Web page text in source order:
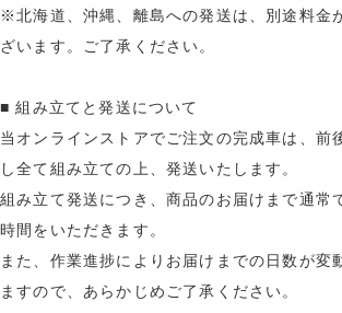
※北海道、沖縄、離島への発送は、別途料金
ざいます。ご了承ください。
■ 組み立てと発送について
当オンラインストアでご注文の完成車は、前
し全て組み立ての上、発送いたします。
組み立て発送につき、商品のお届けまで通常
時間をいただきます。
また、作業進捗によりお届けまでの日数が変
ますので、あらかじめご了承ください。